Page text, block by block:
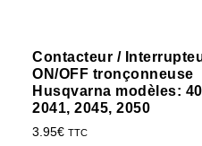
Contacteur /
ON/OFF tronçonneuse
Husqvarna modèles:
2041, 2045, 2050
3.95€ TTC